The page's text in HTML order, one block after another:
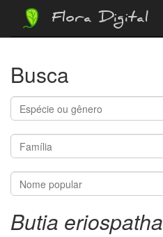
Flora Digital
Busca
Butia eriospatha